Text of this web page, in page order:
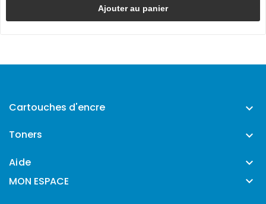
Ajouter au panier
Cartouches d'encre 
Toners 
Aide 
MON ESPACE 